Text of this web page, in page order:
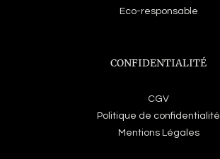
Eco-responsable
CONFIDENTIALITÉ
CGV
Politique de confidentialité
Mentions Légales